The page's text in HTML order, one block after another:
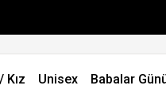
Kız Unisex Babalar